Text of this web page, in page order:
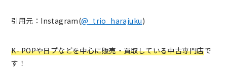
引用元：Instagram(@_trio_harajuku)
K- POPや日プなどを中心に販売・買取している中古専門店で
す！